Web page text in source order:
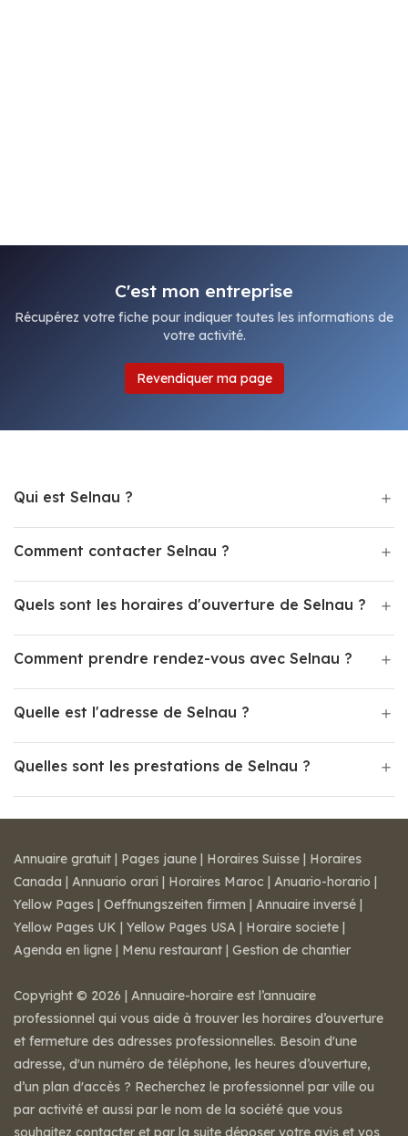
C'est mon entreprise
Récupérez votre fiche pour indiquer toutes les informations de
votre activité.
Revendiquer ma page
Qui est Selnau ?
Comment contacter Selnau ?
Quels sont les horaires d'ouverture de Selnau ?
Comment prendre rendez-vous avec Selnau ?
Quelle est l'adresse de Selnau ?
Quelles sont les prestations de Selnau ?
Annuaire gratuit | Pages jaune | Horaires Suisse | Horaires
Canada | Annuario orari | Horaires Maroc | Anuario-horario |
Yellow Pages | Oeffnungszeiten firmen | Annuaire inversé |
Yellow Pages UK | Yellow Pages USA | Horaire societe |
Agenda en ligne | Menu restaurant | Gestion de chantier
Copyright © 2026 | Annuaire-horaire est l’annuaire
professionnel qui vous aide à trouver les horaires d’ouverture
et fermeture des adresses professionnelles. Besoin d'une
adresse, d'un numéro de téléphone, les heures d’ouverture,
d’un plan d'accès ? Recherchez le professionnel par ville ou
par activité et aussi par le nom de la société que vous
souhaitez contacter et par la suite déposer votre avis et vos